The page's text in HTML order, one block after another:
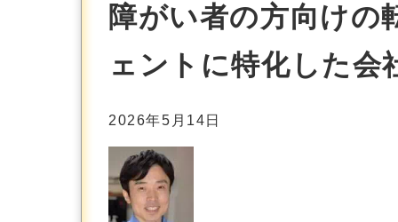
障がい者の方向けの
ェントに特化した会
2026年5月14日